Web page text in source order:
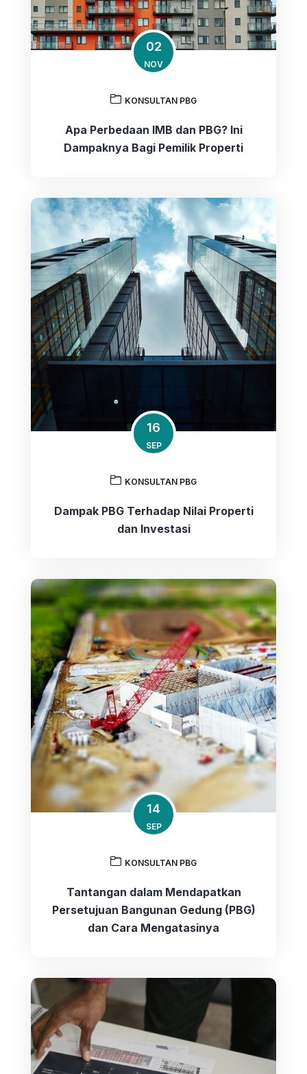
02
NOV
KONSULTAN PBG
Apa Perbedaan IMB dan PBG? Ini
Dampaknya Bagi Pemilik Properti
16
SEP
KONSULTAN PBG
Dampak PBG Terhadap Nilai Properti
dan Investasi
14
SEP
KONSULTAN PBG
Tantangan dalam Mendapatkan
Persetujuan Bangunan Gedung (PBG)
dan Cara Mengatasinya